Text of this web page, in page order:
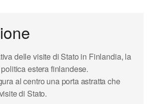
delle visite di Stato in Finlandia, la
estera finlandese.
al centro una porta astratta che
di Stato.